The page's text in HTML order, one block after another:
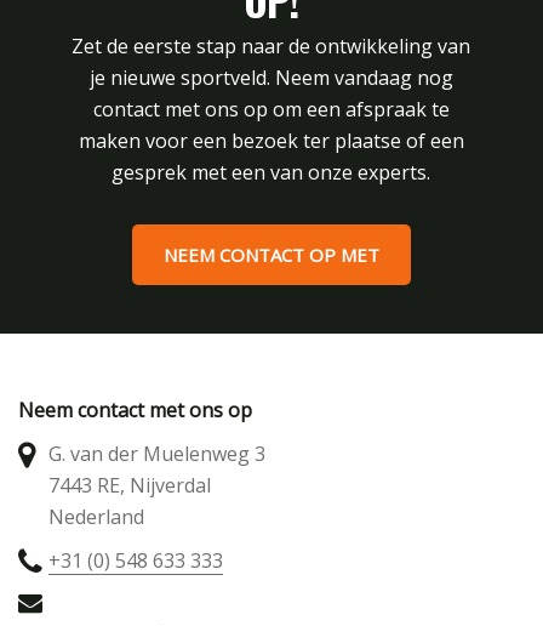
Zet de eerste stap naar de ontwikkeling van
je nieuwe sportveld. Neem vandaag nog
contact met ons op om een afspraak te
maken voor een bezoek ter plaatse of een
gesprek met een van onze experts.
NEEM CONTACT OP MET
Neem contact met ons op
G. van der Muelenweg 3
7443 RE, Nijverdal
Nederland
+31 (0) 548 633 333